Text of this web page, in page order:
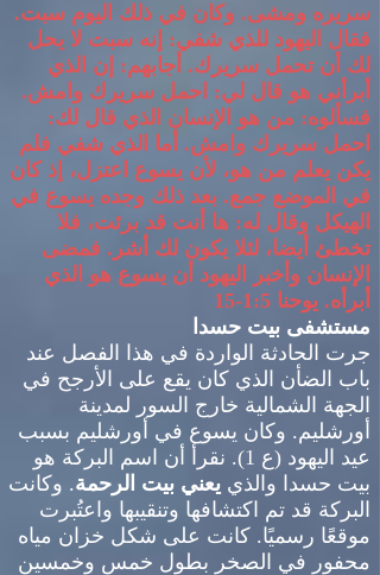
سريره ومشى. وكان في ذلك اليوم سبت.
فقال اليهود للذي شفي: إنه سبت لا يحل
لك أن تحمل سريرك. أجابهم: إن الذي
أبرأني هو قال لي: احمل سريرك وامش.
فسألوه: من هو الإنسان الذي قال لك:
احمل سريرك وامش. أما الذي شفي فلم
يكن يعلم من هو، لأن يسوع اعتزل، إذ كان
في الموضع جمع. بعد ذلك وجده يسوع في
الهيكل وقال له: ها أنت قد برئت، فلا
تخطئ أيضا، لئلا يكون لك أشر . فمضى
الإنسان وأخبر اليهود أن يسوع هو الذي
أبرأه. يوحنا 1:5-15
مستشفى بيت حسدا
جرت الحادثة الواردة في هذا الفصل عند
باب الضأن الذي كان يقع على الأرجح في
الجهة الشمالية خارج السور لمدينة
أورشليم. وكان يسوع في أورشليم بسبب
عيد اليهود (ع 1).
نقرأ أن اسم البركة هو
بيت حسدا والذي يعني بيت الرحمة. وكانت
البركة قد تم اكتشافها وتنقيبها واعتُبرت
موقعًا رسميًا. كانت على شكل خزان مياه
محفور في الصخر بطول خمس وخمسين